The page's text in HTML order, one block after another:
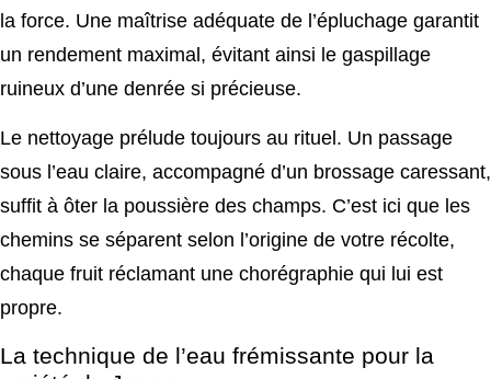
la force. Une maîtrise adéquate de l’épluchage garantit
un rendement maximal, évitant ainsi le gaspillage
ruineux d’une denrée si précieuse.
Le nettoyage prélude toujours au rituel. Un passage
sous l’eau claire, accompagné d’un brossage caressant,
suffit à ôter la poussière des champs. C’est ici que les
chemins se séparent selon l’origine de votre récolte,
chaque fruit réclamant une chorégraphie qui lui est
propre.
La technique de l’eau frémissante pour la